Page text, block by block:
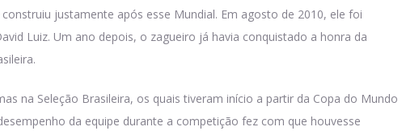
justamente após esse Mundial. Em agosto de 2010, ele foi
Luiz. Um ano depois, o zagueiro já havia conquistado a honra da
na Seleção Brasileira, os quais tiveram início a partir da Copa do Mundo
da equipe durante a competição fez com que houvesse